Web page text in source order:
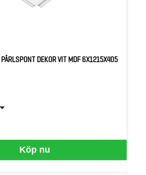
DEKOR VIT MDF 6X1215X405
Köp nu